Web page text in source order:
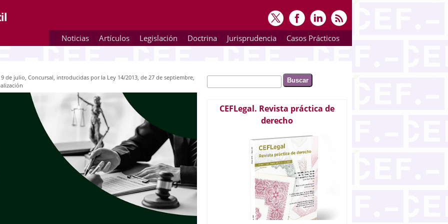
Noticias Artículos Legislación Doctrina Jurisprudencia Casos Prácticos
de julio, Concursal, introducidas por la Ley 14/2013, de 27 de septiembre,
Formulario de búsqueda
Buscar
CEFLegal. Revista práctica de
derecho